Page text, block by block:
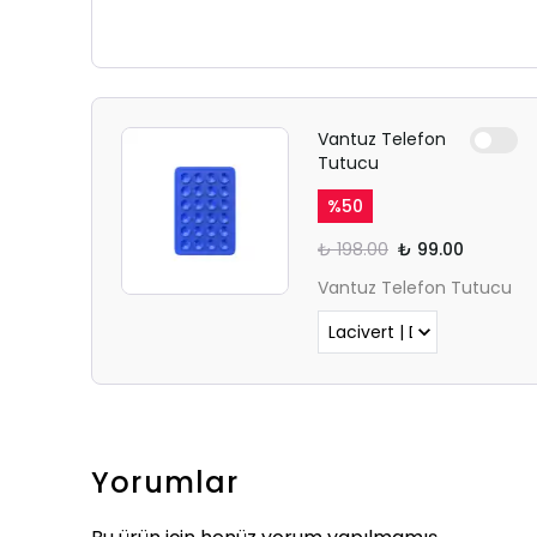
Vantuz Telefon
Tutucu
%50
₺ 198.00 ₺ 99.00
Vantuz Telefon Tutucu
Yorumlar